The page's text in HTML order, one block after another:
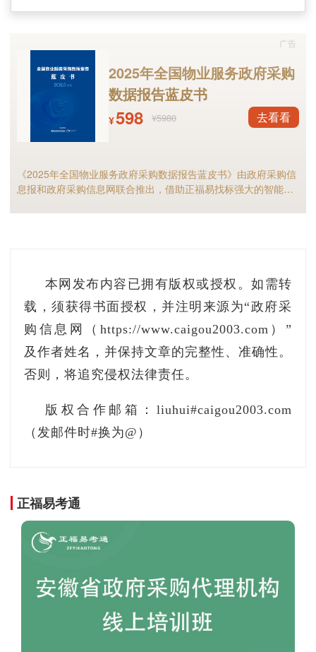
安徽美博智能电器集团有限公司工程总经理朱
京路补充道，设备安装时还需检查排水管坡度是
否合理，防止积水；对于使用R32制冷剂的空
调，需严格保证抽真空时间在15分钟以上，以确
成，有的品牌基础安装不收费，但加长支架、管
线延长、高空作业等则需额外收费。
则提供“整机10年包修”服务，建议采购人根据实
际需求合理要求质保期。“供应商的售后响应速度
也不容忽视，建议采购人选择售后服务网点多、
服务热线畅通的品牌，以确保设备出现故障时能
及时维修。”政府采购评审专家王骞说。
2025年全国物业服务政府采购
数据报告蓝皮书
¥598 ¥5980 去看看
《2025年全国物业服务政府采购数据报告蓝皮书》由政府采购信
息报和政府采购信息网联合推出，借助正福易找标强大的智能标
广告
本网发布内容已拥有版权或授权。如需转
载，须获得书面授权，并注明来源为“政府采
购信息网（https://www.caigou2003.com）”
及作者姓名，并保持文章的完整性、准确性。
否则，将追究侵权法律责任。
版权合作邮箱：liuhui#caigou2003.com
（发邮件时#换为@）
正福易考通